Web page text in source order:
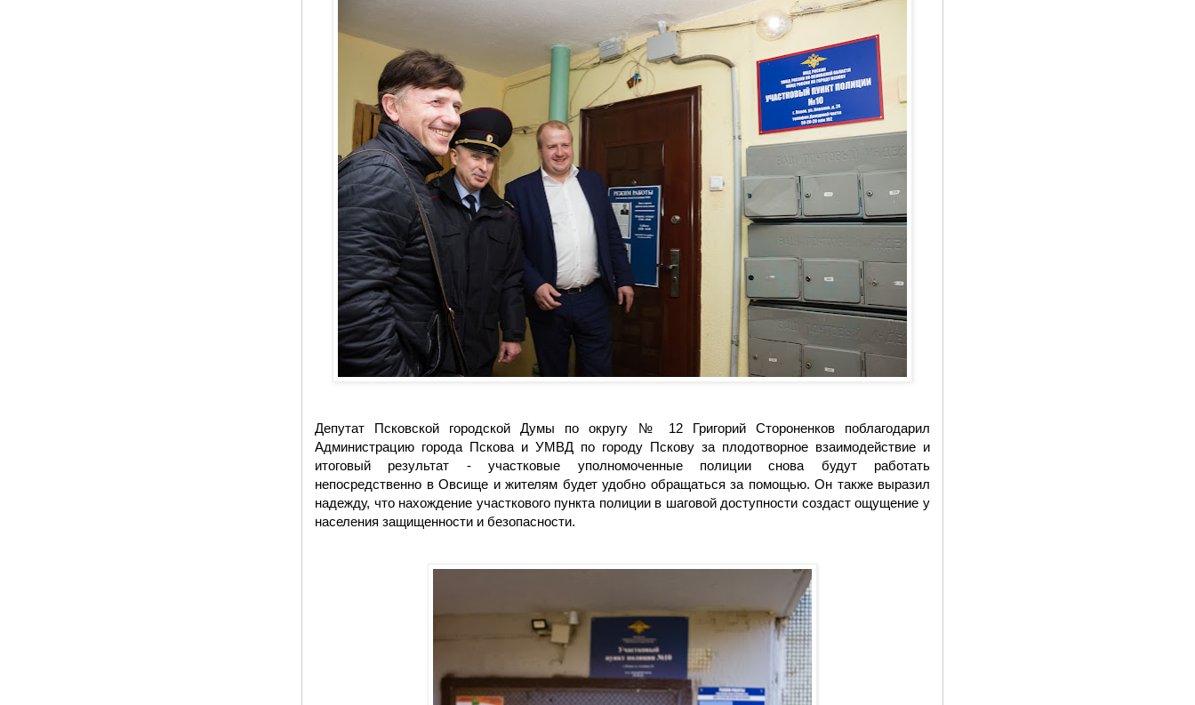
Депутат Псковской городской Думы по округу № 12 Григорий Стороненков поблагодарил
Администрацию города Пскова и УМВД по городу Пскову за плодотворное взаимодействие и
итоговый результат - участковые уполномоченные полиции снова будут работать
непосредственно в Овсище и жителям будет удобно обращаться за помощью. Он также выразил
надежду, что нахождение участкового пункта полиции в шаговой доступности создаст ощущение у
населения защищенности и безопасности.